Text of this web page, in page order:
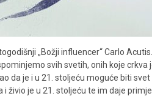
„Božji influencer“ Carlo
svih svetih, onih koje crkva
da je i u 21. stoljeću moguće biti
živio je u 21. stoljeću te im daje